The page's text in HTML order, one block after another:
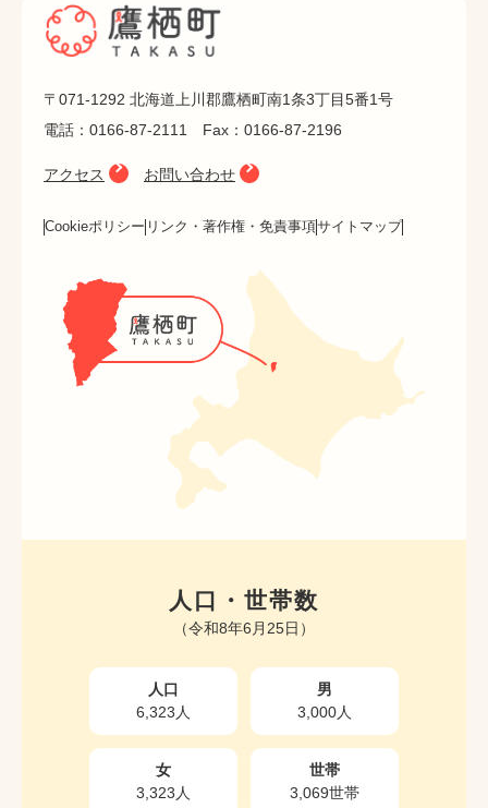
〒071-1292 北海道上川郡鷹栖町南1条3丁目5番1号
電話：0166-87-2111 Fax：0166-87-2196
アクセス お問い合わせ
Cookieポリシー リンク・著作権・免責事項サイトマップ
人口・世帯数
（令和8年6月25日）
人口
6,323人
男
3,000人
女
3,323人
世帯
3,069世帯